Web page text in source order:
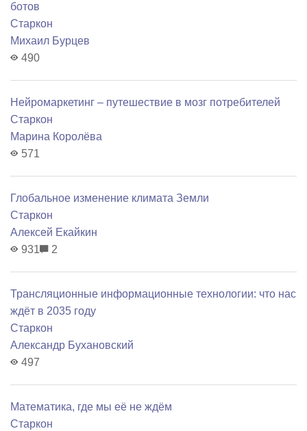
ботов
Старкон
Михаил Бурцев
490
Нейромаркетинг – путешествие в мозг потребителей
Старкон
Марина Королёва
571
Глобальное изменение климата Земли
Старкон
Алексей Екайкин
931
2
Трансляционные информационные технологии: что нас
ждёт в 2035 году
Старкон
Александр Бухановский
497
Математика, где мы её не ждём
Старкон